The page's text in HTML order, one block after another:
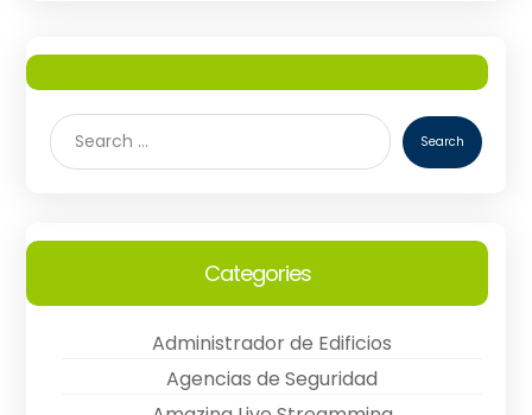
Categories
Administrador de Edificios
Agencias de Seguridad